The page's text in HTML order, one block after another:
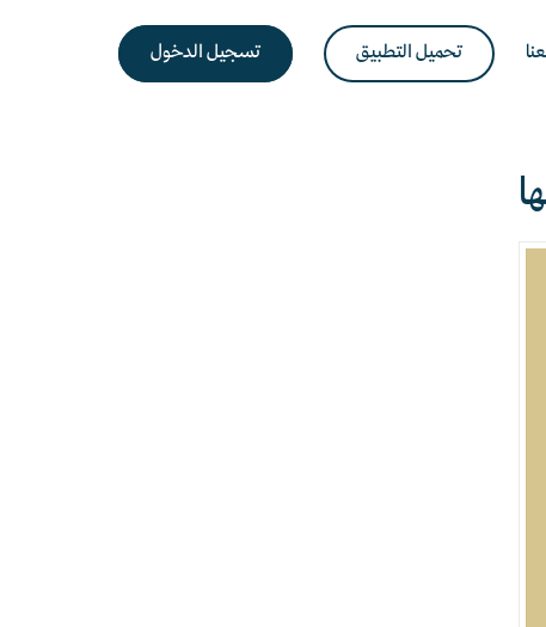
تحميل التطبيق تسجيل الدخول